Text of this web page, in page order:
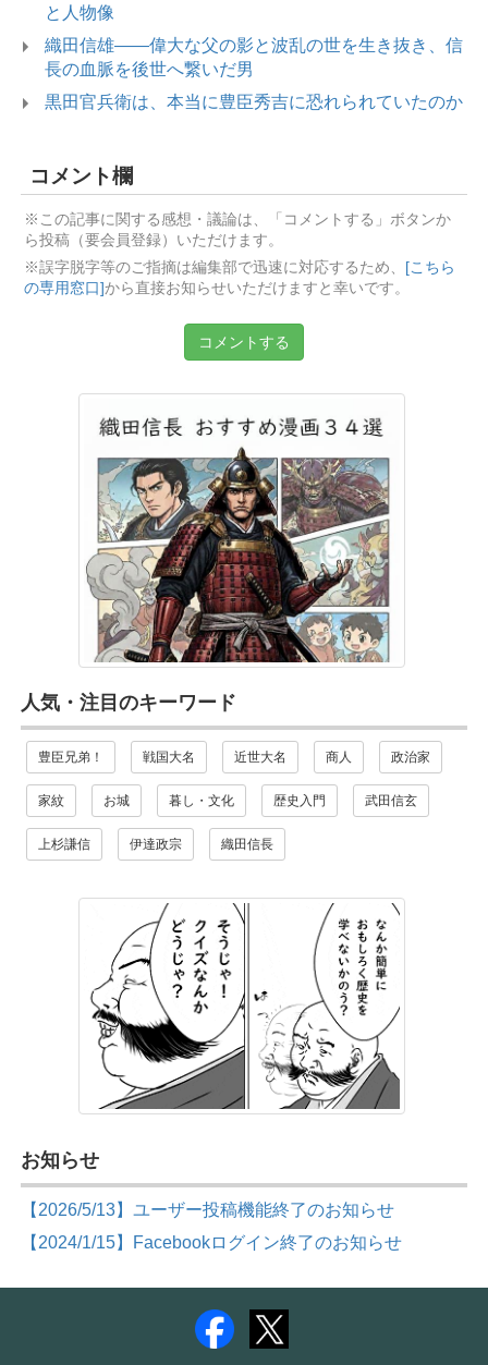
と人物像
織田信雄――偉大な父の影と波乱の世を生き抜き、信
長の血脈を後世へ繋いだ男
黒田官兵衛は、本当に豊臣秀吉に恐れられていたのか
コメント欄
※この記事に関する感想・議論は、「コメントする」ボタンか
ら投稿（要会員登録）いただけます。
※誤字脱字等のご指摘は編集部で迅速に対応するため、
[こちら
の専用窓口]から直接お知らせいただけますと幸いです。
コメントする
人気・注目のキーワード
豊臣兄弟！ 戦国大名 近世大名 商人 政治家
家紋 お城 暮し・文化 歴史入門 武田信玄
上杉謙信 伊達政宗 織田信長
お知らせ
【2026/5/13】ユーザー投稿機能終了のお知らせ
【2024/1/15】Facebookログイン終了のお知らせ